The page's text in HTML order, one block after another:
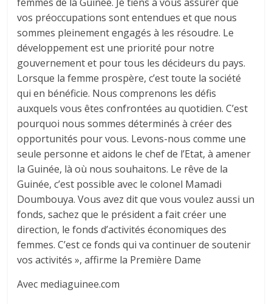
vos préoccupations sont entendues et que nous
sommes pleinement engagés à les résoudre. Le
développement est une priorité pour notre
gouvernement et pour tous les décideurs du pays.
Lorsque la femme prospère, c’est toute la société
qui en bénéficie. Nous comprenons les défis
auxquels vous êtes confrontées au quotidien. C’est
pourquoi nous sommes déterminés à créer des
opportunités pour vous. Levons-nous comme une
seule personne et aidons le chef de l’Etat, à amener
la Guinée, là où nous souhaitons. Le rêve de la
Guinée, c’est possible avec le colonel Mamadi
Doumbouya. Vous avez dit que vous voulez aussi un
fonds, sachez que le président a fait créer une
direction, le fonds d’activités économiques des
femmes. C’est ce fonds qui va continuer de soutenir
vos activités », affirme la Première Dame
Avec mediaguinee.com